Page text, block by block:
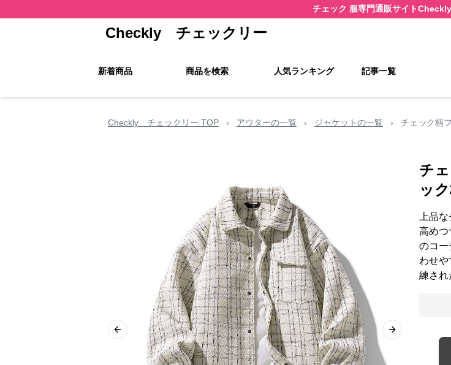
チェック 服専門通販サイト
Checkly チェックリー
新着商品 商品を検索 人気ランキング 記事一覧
Checkly チェックリー TOP › アウターの一覧 › ジャケットの一覧 › チェック柄
Previous slide Next slide
チ
ッ
上品
高めつ
のコー
わせ
練され